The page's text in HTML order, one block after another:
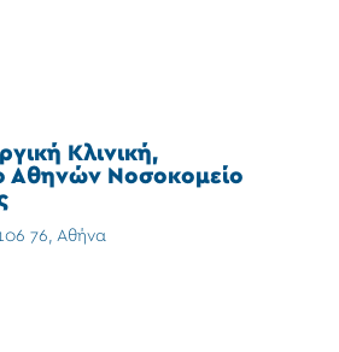
Κλινική,
Αθηνών Νοσοκομείο
76, Αθήνα